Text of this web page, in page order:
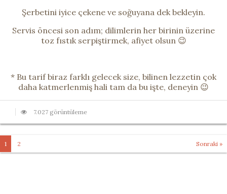
Şerbetini iyice çekene ve soğuyana dek bekleyin.
Servis öncesi son adım; dilimlerin her birinin üzerine
toz fıstık serpiştirmek, afiyet olsun 😉
* Bu tarif biraz farklı gelecek size, bilinen lezzetin çok
daha katmerlenmiş hali tam da bu işte, deneyin 😉
7.027 görüntüleme
1 2 Sonraki »